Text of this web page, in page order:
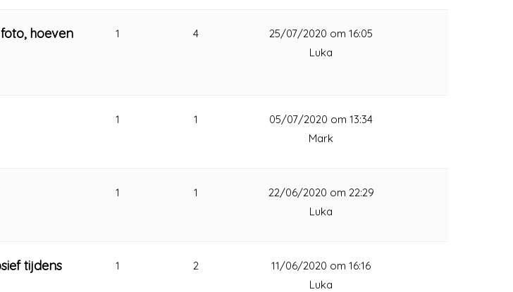
hoeven 1 4
25/07/2020 om 16:05
Luka
1 1
05/07/2020 om 13:34
Mark
1 1
22/06/2020 om 22:29
Luka
tijdens 1 2
11/06/2020 om 16:16
Luka